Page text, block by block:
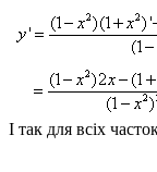
І так для всіх